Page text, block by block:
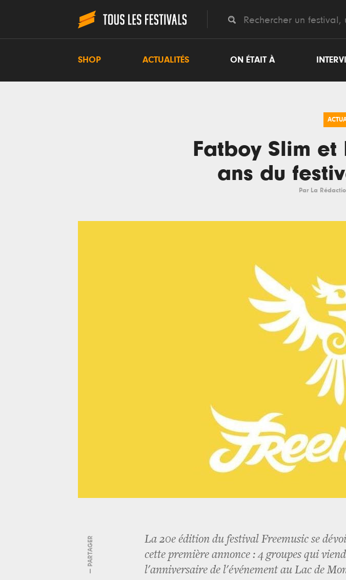
SHOP ACTUALITÉS ON ÉTAIT À
Fatboy Slim et
ans du
Par La
— PARTAGER
La 20e édition du festival Freemusic se
cette première annonce : 4 groupes qui
l'anniversaire de l'événement au Lac de